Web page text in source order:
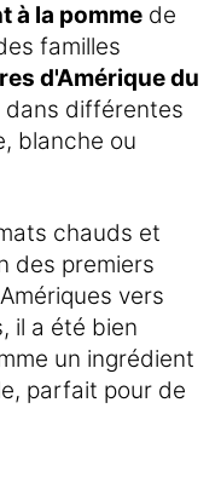
à la pomme de
familles
d'Amérique du
différentes
blanche ou
chauds et
des premiers
vers
il a été bien
un ingrédient
parfait pour de